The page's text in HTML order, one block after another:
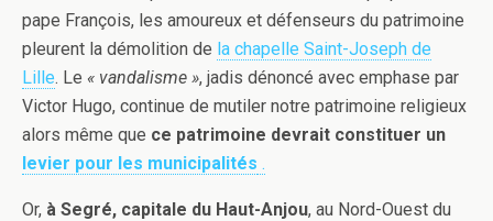
pape François, les amoureux et défenseurs du patrimoine
pleurent la démolition de la chapelle Saint-Joseph de
Lille. Le « vandalisme », jadis dénoncé avec emphase par
Victor Hugo, continue de mutiler notre patrimoine religieux
alors même que ce patrimoine devrait constituer un
levier pour les municipalités .
Or, à Segré, capitale du Haut-Anjou, au Nord-Ouest du